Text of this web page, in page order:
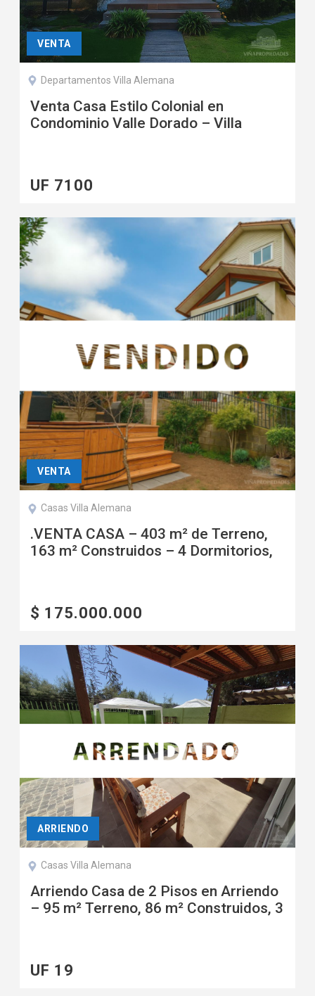
VENTA
Departamentos Villa Alemana
Venta Casa Estilo Colonial en
Condominio Valle Dorado – Villa
UF 7100
VENTA
Casas Villa Alemana
.VENTA CASA – 403 m² de Terreno,
163 m² Construidos – 4 Dormitorios,
$ 175.000.000
ARRIENDO
Casas Villa Alemana
Arriendo Casa de 2 Pisos en Arriendo
– 95 m² Terreno, 86 m² Construidos, 3
UF 19